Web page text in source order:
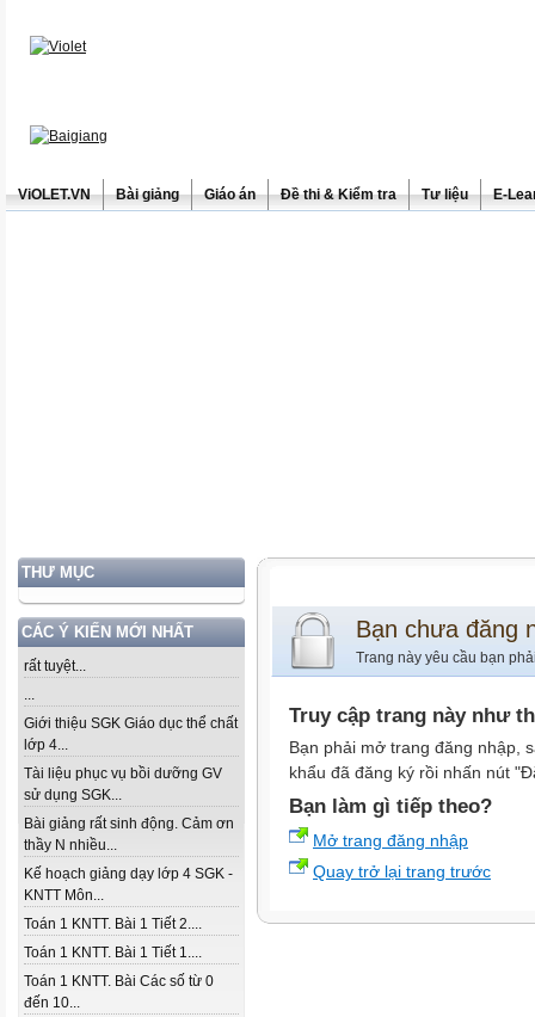
ViOLET.VN Bài giảng Giáo án Đề thi & Kiểm tra Tư liệu E-
THƯ MỤC
CÁC Ý KIẾN MỚI NHẤT
rất tuyệt...
...
Giới thiệu SGK Giáo dục thể chất
lớp 4...
Tài liệu phục vụ bồi dưỡng GV
sử dụng SGK...
Bài giảng rất sinh động. Cảm ơn
thầy N nhiều...
Kế hoạch giảng dạy lớp 4 SGK -
KNTT Môn...
Toán 1 KNTT. Bài 1 Tiết 2....
Toán 1 KNTT. Bài 1 Tiết 1....
Toán 1 KNTT. Bài Các số từ 0
đến 10...
Bạn chưa đăng
Trang này yêu cầu bạn
Truy cập trang này như
Bạn phải mở trang đăng nhập,
khẩu đã đăng ký rồi nhấn nút
Bạn làm gì tiếp theo?
Mở trang đăng nhập
Quay trở lại trang trước